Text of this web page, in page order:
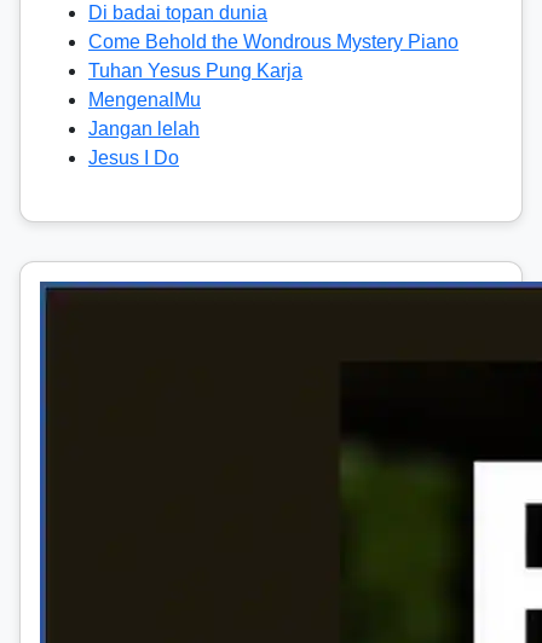
Di badai topan dunia
Come Behold the Wondrous Mystery Piano
Tuhan Yesus Pung Karja
MengenalMu
Jangan lelah
Jesus I Do